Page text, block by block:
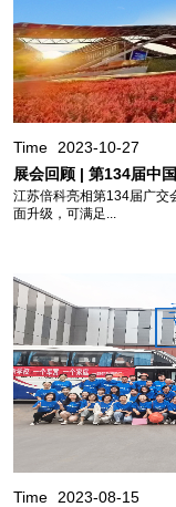
Time
2023-10-27
展会回顾 | 第134届中
江苏倍科亮相第134届广交
面升级，可满足...
Time
2023-08-15